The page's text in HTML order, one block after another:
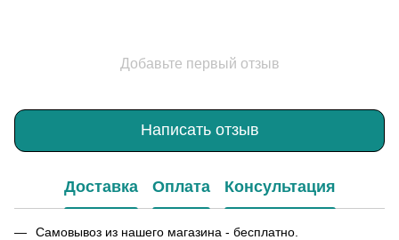
Добавьте первый отзыв
Написать отзыв
Доставка Оплата Консультация
Самовывоз из нашего магазина - бесплатно.